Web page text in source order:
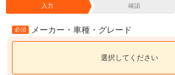
入力 確認
必須 メーカー・車種・グレード
選択してください